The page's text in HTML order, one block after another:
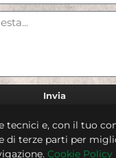
Invia
Credits
tecnici e, con il tuo
di terze parti per
Cookie Policy